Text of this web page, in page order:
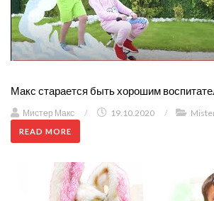
Макс старается быть хорошим
Мистер Макс / 19.10.2020 /
READ MORE